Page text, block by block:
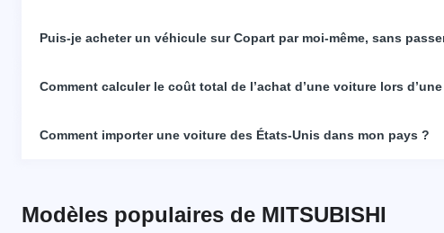
Puis-je acheter un véhicule sur Copart par moi-même, sans
Comment calculer le coût total de l’achat d’une voiture lors
Comment importer une voiture des États-Unis dans mon pays ?
Modèles populaires de MITSUBISHI